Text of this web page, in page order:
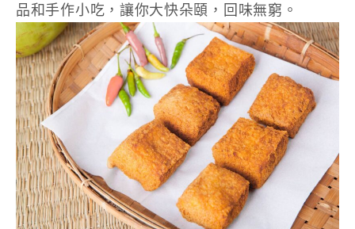
品和手作小吃，讓你大快朵頤，回味無窮。